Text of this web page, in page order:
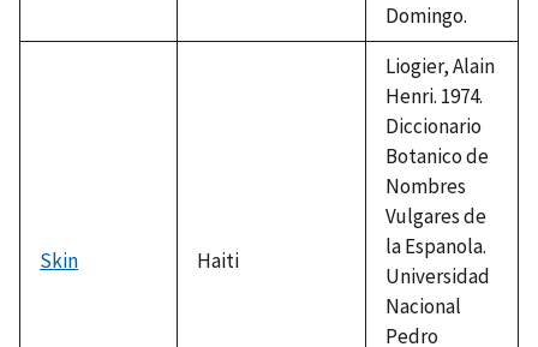
Domingo.
Skin Haiti
Liogier, Alain
Henri. 1974.
Diccionario
Botanico de
Nombres
Vulgares de
la Espanola.
Universidad
Nacional
Pedro